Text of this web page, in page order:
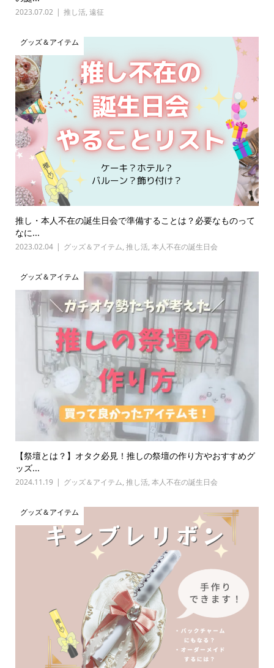
2023.07.02 推し活, 遠征
グッズ＆アイテム
推し・本人不在の誕生日会で準備することは？必要なものって
なに...
2023.02.04 グッズ＆アイテム, 推し活, 本人不在の誕生日会
グッズ＆アイテム
【祭壇とは？】オタク必見！推しの祭壇の作り方やおすすめグ
ッズ...
2024.11.19 グッズ＆アイテム, 推し活, 本人不在の誕生日会
グッズ＆アイテム